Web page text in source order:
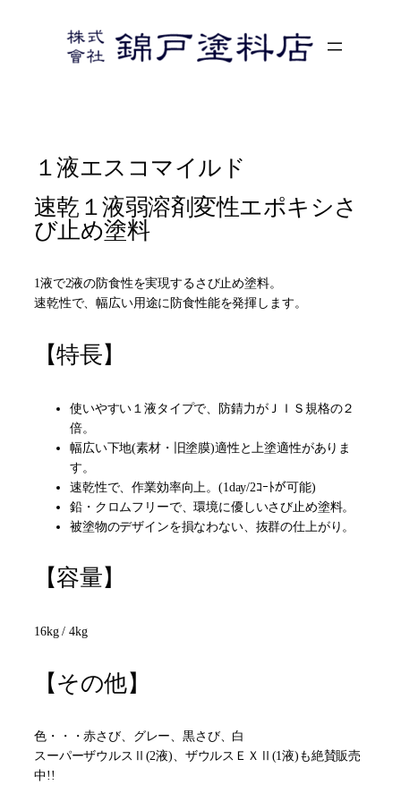
１液エスコマイルド
速乾１液弱溶剤変性エポキシさ
び止め塗料
1液で2液の防食性を実現するさび止め塗料。
速乾性で、幅広い用途に防食性能を発揮します。
【特長】
使いやすい１液タイプで、防錆力がＪＩＳ規格の２
倍。
幅広い下地(素材・旧塗膜)適性と上塗適性がありま
す。
速乾性で、作業効率向上。(1day/2ｺｰﾄが可能)
鉛・クロムフリーで、環境に優しいさび止め塗料。
被塗物のデザインを損なわない、抜群の仕上がり。
【容量】
16kg / 4kg
【その他】
色・・・赤さび、グレー、黒さび、白
スーパーザウルスⅡ(2液)、ザウルスＥＸⅡ(1液)も絶賛販売
中!!